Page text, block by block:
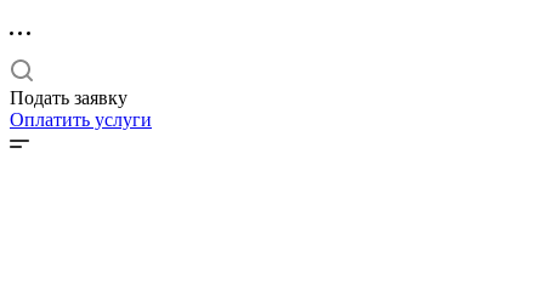
Подать заявку
Оплатить услуги